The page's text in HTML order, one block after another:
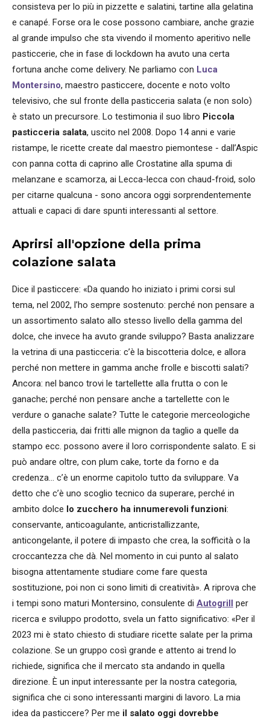
consisteva per lo più in pizzette e salatini, tartine alla gelatina
e canapé. Forse ora le cose possono cambiare, anche grazie
al grande impulso che sta vivendo il momento aperitivo nelle
pasticcerie, che in fase di lockdown ha avuto una certa
fortuna anche come delivery. Ne parliamo con Luca
Montersino, maestro pasticcere, docente e noto volto
televisivo, che sul fronte della pasticceria salata (e non solo)
è stato un precursore. Lo testimonia il suo libro Piccola
pasticceria salata, uscito nel 2008. Dopo 14 anni e varie
ristampe, le ricette create dal maestro piemontese - dall’Aspic
con panna cotta di caprino alle Crostatine alla spuma di
melanzane e scamorza, ai Lecca-lecca con chaud-froid, solo
per citarne qualcuna - sono ancora oggi sorprendentemente
attuali e capaci di dare spunti interessanti al settore.
Aprirsi all'opzione della prima
colazione salata
Dice il pasticcere: «Da quando ho iniziato i primi corsi sul
tema, nel 2002, l’ho sempre sostenuto: perché non pensare a
un assortimento salato allo stesso livello della gamma del
dolce, che invece ha avuto grande sviluppo? Basta analizzare
la vetrina di una pasticceria: c’è la biscotteria dolce, e allora
perché non mettere in gamma anche frolle e biscotti salati?
Ancora: nel banco trovi le tartellette alla frutta o con le
ganache; perché non pensare anche a tartellette con le
verdure o ganache salate? Tutte le categorie merceologiche
della pasticceria, dai fritti alle mignon da taglio a quelle da
stampo ecc. possono avere il loro corrispondente salato. E si
può andare oltre, con plum cake, torte da forno e da
credenza… c’è un enorme capitolo tutto da sviluppare. Va
detto che c’è uno scoglio tecnico da superare, perché in
ambito dolce lo zucchero ha innumerevoli funzioni:
conservante, anticoagulante, anticristallizzante,
anticongelante, il potere di impasto che crea, la sofficità o la
croccantezza che dà. Nel momento in cui punto al salato
bisogna attentamente studiare come fare questa
sostituzione, poi non ci sono limiti di creatività». A riprova che
i tempi sono maturi Montersino, consulente di Autogrill per
ricerca e sviluppo prodotto, svela un fatto significativo: «Per il
2023 mi è stato chiesto di studiare ricette salate per la prima
colazione. Se un gruppo così grande e attento ai trend lo
richiede, significa che il mercato sta andando in quella
direzione. È un input interessante per la nostra categoria,
significa che ci sono interessanti margini di lavoro. La mia
idea da pasticcere? Per me il salato oggi dovrebbe